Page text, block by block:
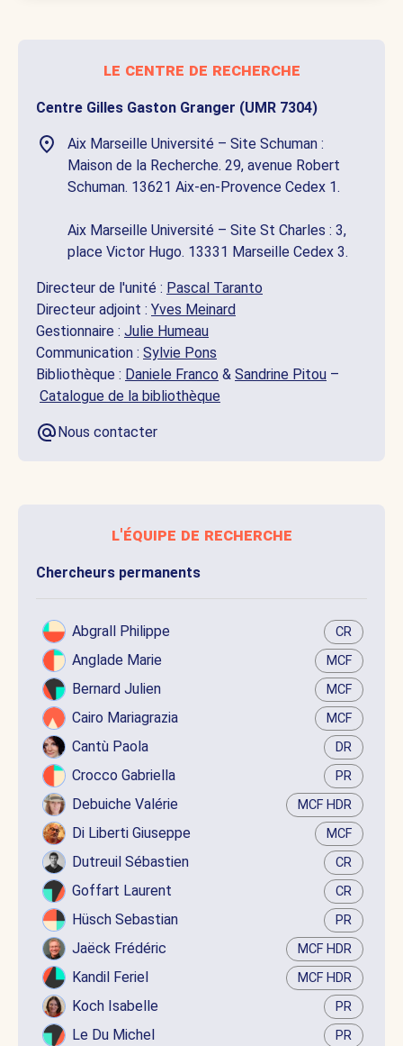
le centre de recherche
Centre Gilles Gaston Granger (UMR 7304)
Aix Marseille Université – Site Schuman :
Maison de la Recherche. 29, avenue Robert
Schuman. 13621 Aix-en-Provence Cedex 1.
Aix Marseille Université – Site St Charles : 3,
place Victor Hugo. 13331 Marseille Cedex 3.
Directeur de l'unité : Pascal Taranto
Directeur adjoint : Yves Meinard
Gestionnaire : Julie Humeau
Communication : Sylvie Pons
Bibliothèque : Daniele Franco & Sandrine Pitou –
Catalogue de la bibliothèque
Nous contacter
l'équipe de recherche
Chercheurs permanents
Abgrall Philippe CR
Anglade Marie MCF
Bernard Julien MCF
Cairo Mariagrazia MCF
Cantù Paola DR
Crocco Gabriella PR
Debuiche Valérie MCF HDR
Di Liberti Giuseppe MCF
Dutreuil Sébastien CR
Goffart Laurent CR
Hüsch Sebastian PR
Jaëck Frédéric MCF HDR
Kandil Feriel MCF HDR
Koch Isabelle PR
Le Du Michel PR